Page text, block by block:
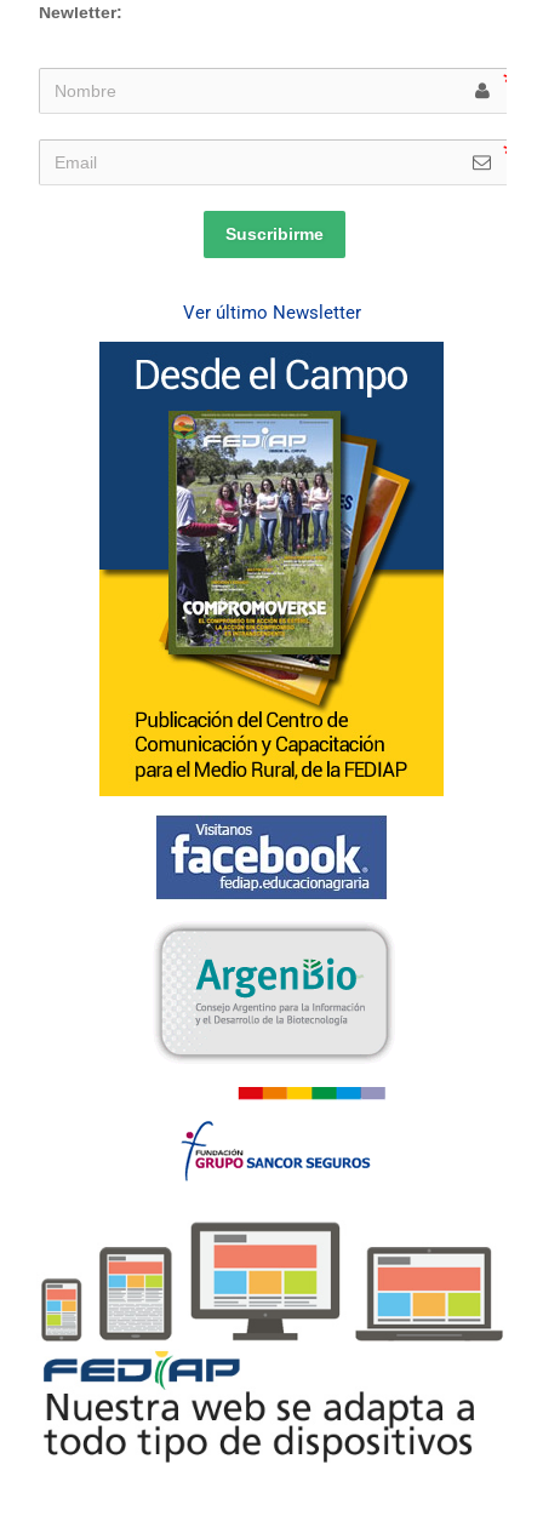
Newletter:
Suscribirme
Ver último Newsletter